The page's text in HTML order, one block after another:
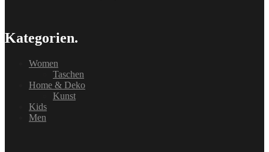
Kategorien.
Women
Taschen
Home & Deko
Kunst
Kids
Men